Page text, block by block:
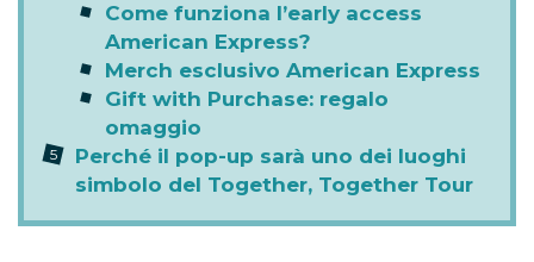
Come funziona l’early access
American Express?
Merch esclusivo American Express
Gift with Purchase: regalo
omaggio
Perché il pop-up sarà uno dei luoghi
simbolo del Together, Together Tour